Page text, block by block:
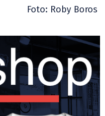
Foto: Roby Boros